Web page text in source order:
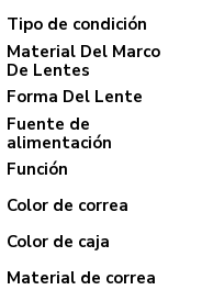
Tipo de condición
Material Del Marco
De Lentes
Forma Del Lente
Fuente de
alimentación
Función
Color de correa
Color de caja
Material de correa